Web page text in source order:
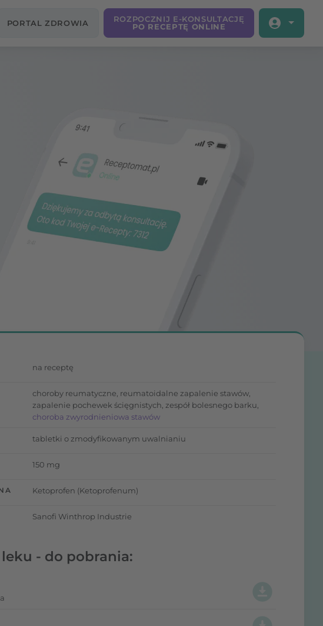
PORTAL ZDROWIA
ROZPOCZNIJ E-KONSULTACJĘ
PO RECEPTĘ ONLINE
na receptę
choroby reumatyczne, reumatoidalne zapalenie stawów,
zapalenie pochewek ścięgnistych, zespół bolesnego barku,
choroba zwyrodnieniowa stawów
tabletki o zmodyfikowanym uwalnianiu
150 mg
Ketoprofen (Ketoprofenum)
Sanofi Winthrop Industrie
- do pobrania: